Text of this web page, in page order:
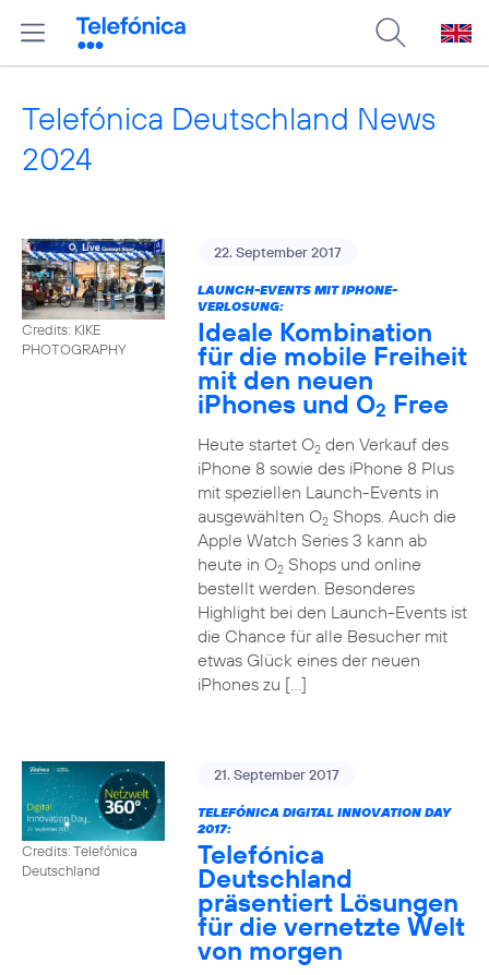
Telefónica Deutschland News
2024
Credits: KIKE
PHOTOGRAPHY
22. September 2017
LAUNCH-EVENTS MIT IPHONE-
VERLOSUNG:
Ideale Kombination
für die mobile Freiheit
mit den neuen
iPhones und O2 Free
Heute startet O2den Verkauf des
iPhone 8 sowie des iPhone 8 Plus
mit speziellen Launch-Events in
ausgewählten O2Shops. Auch die
Apple Watch Series 3 kann ab
heute in O2Shops und online
bestellt werden. Besonderes
Highlight bei den Launch-Events ist
die Chance für alle Besucher mit
etwas Glück eines der neuen
iPhones zu […]
Credits: Telefónica
Deutschland
21. September 2017
TELEFÓNICA DIGITAL INNOVATION DAY
2017:
Telefónica
Deutschland
präsentiert Lösungen
für die vernetzte Welt
von morgen